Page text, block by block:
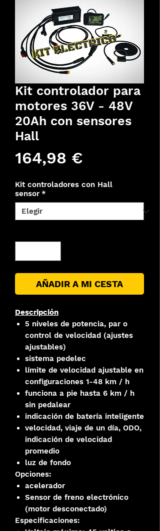
Kit controlador para
motores 36V - 48V
20Ah con sensores
Hall
164,98 €Precio
Kit controladores con Hall
sensor *
AÑADIR A MI CESTA
Descripción
5 niveles de potencia, par o
control de velocidad (ajustes
ajustables)
sistema pedelec
límite de velocidad ajustable en
configuraciones 1-48 km / h
funciona a pie hasta 6 km / h
sin pedalear
indicación de batería inteligente
velocidad, viaje de un día, ODO,
indicación de velocidad
promedio
luz de fondo
Opciones:
acelerador
Sensor de freno electrónico
(motor desconectado)
Especificaciones: